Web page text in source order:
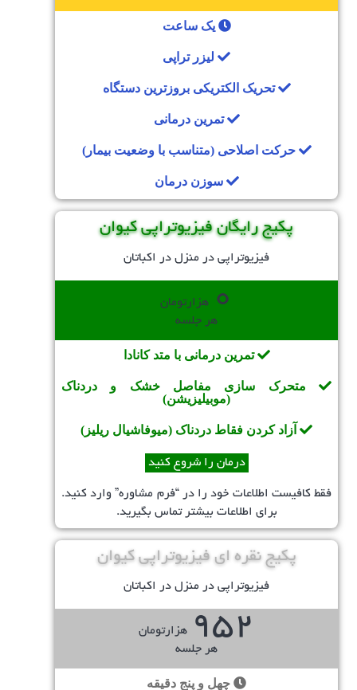
یک ساعت
لیزر تراپی
تحریک الکتریکی بروزترین دستگاه
تمرین درمانی
حرکت اصلاحی (متناسب با وضعیت بیمار)
سوزن درمان
پکیج رایگان فیزیوتراپی کیوان
فیزیوتراپی در منزل در اکباتان
0
هزارتومان
هر جلسه
تمرین درمانی با متد کانادا
متحرک سازی مفاصل خشک و دردناک
(موبیلیزیشن)
آزاد کردن فقاط دردناک (میوفاشیال ریلیز)
درمان را شروع کنید
فقط کافیست اطلاعات خود را در “فرم مشاوره” وارد کنید.
برای اطلاعات بیشتر تماس بگیرید.
پکیج نقره ای فیزیوتراپی کیوان
فیزیوتراپی در منزل در اکباتان
952
هزارتومان
هر جلسه
چهل و پنج دقیقه